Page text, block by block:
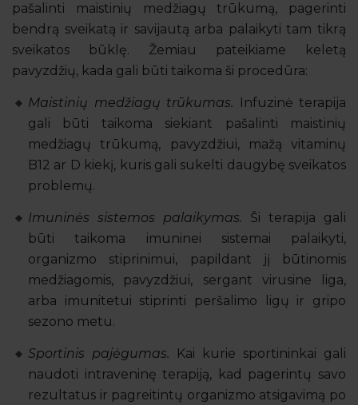
pašalinti maistinių medžiagų trūkumą, pagerinti
bendrą sveikatą ir savijautą arba palaikyti tam tikrą
sveikatos būklę. Žemiau pateikiame keletą
pavyzdžių, kada gali būti taikoma ši procedūra:
Maistinių medžiagų trūkumas. Infuzinė terapija
gali būti taikoma siekiant pašalinti maistinių
medžiagų trūkumą, pavyzdžiui, mažą vitaminų
B12 ar D kiekį, kuris gali sukelti daugybę sveikatos
problemų.
Imuninės sistemos palaikymas. Ši terapija gali
būti taikoma imuninei sistemai palaikyti,
organizmo stiprinimui, papildant jį būtinomis
medžiagomis, pavyzdžiui, sergant virusine liga,
arba imunitetui stiprinti peršalimo ligų ir gripo
sezono metu.
Sportinis pajėgumas. Kai kurie sportininkai gali
naudoti intraveninę terapiją, kad pagerintų savo
rezultatus ir pagreitintų organizmo atsigavimą po